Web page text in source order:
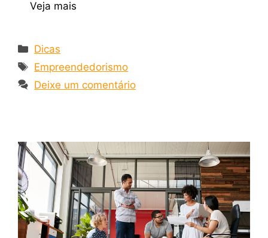
Veja mais
Dicas
Empreendedorismo
Deixe um comentário